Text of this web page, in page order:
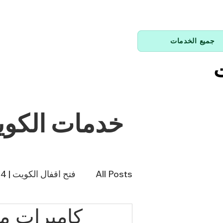
جميع الخدمات
خدمات
All Posts فتح اقفال الكويت | 66214144
فني تكييف | 98943366كاميرات